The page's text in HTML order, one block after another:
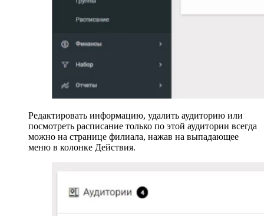
Редактировать информацию, удалить аудиторию или
посмотреть расписание только по этой аудитории всегда
можно на странице филиала, нажав на выпадающее
меню в колонке Действия.